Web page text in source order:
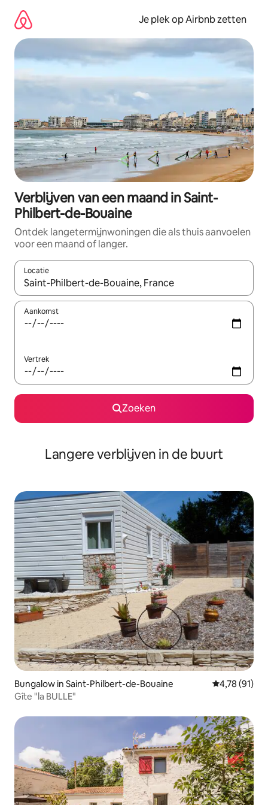
direct
naar
inhoud
Je plek op Airbnb zetten
Verblijven van een maand in Saint-
Philbert-de-Bouaine
Ontdek langetermijnwoningen die als thuis aanvoelen
voor een maand of langer.
Locatie
Wanneer er resultaten beschikbaar zijn, maak je een keuze
Aankomst
Vertrek
Zoeken
Langere verblijven in de buurt
Bungalow in Saint-Philbert-de-Bouaine Gemiddelde
4,78 (91)
Gîte "la BULLE"